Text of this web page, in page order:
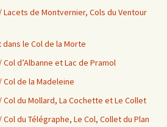
Lacets de Montvernier, Cols du Ventour
le Col de la Morte
d’Albanne et Lac de Pramol
Col de la Madeleine
Col du Mollard, La Cochette et Le Collet
du Télégraphe, Le Col, Collet du Plan